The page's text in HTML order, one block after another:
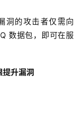
洞的攻击者仅需向
数据包，即可在服
升漏洞